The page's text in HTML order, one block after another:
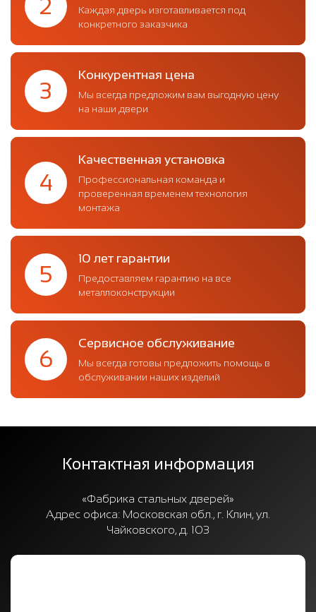
2
Каждая дверь изготавливается под
конкретного заказчика
3
Конкурентная цена
Мы всегда предложим вам выгодную цену
на наши двери
4
Качественная установка
Профессиональная команда и
проверенная временем технология
монтажа
5
10 лет гарантии
Предоставляем гарантию на все
металлоконструкции
6
Сервисное обслуживание
Мы всегда готовы предложить помощь в
обслуживании наших изделий
Контактная информация
«Фабрика стальных дверей»
Адрес офиса: Московская обл., г. Клин, ул.
Чайковского, д. 103